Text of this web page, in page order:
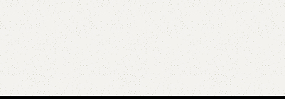
Thêm vào giỏ hàng